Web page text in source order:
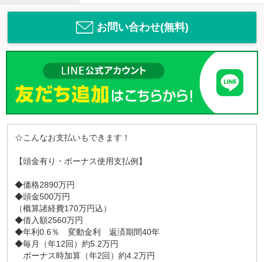
お問い合わせ(無料)
☆こんなお支払いもできます！
【頭金有り・ボーナス使用支払例】
◆価格2890万円
◆頭金500万円
（概算諸経費170万円込）
◆借入額2560万円
◆年利0.6％ 変動金利 返済期間40年
◆毎月（年12回）約5.2万円
ボーナス時加算（年2回）約4.2万円